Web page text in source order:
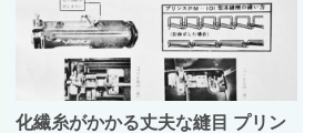
化繊糸がかかる丈夫な縫目 プリン